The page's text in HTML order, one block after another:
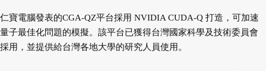
仁寶電腦發表的CGA-QZ平台採用 NVIDIA CUDA-Q 打造，可加速
量子最佳化問題的模擬。該平台已獲得台灣國家科學及技術委員會
採用，並提供給台灣各地大學的研究人員使用。